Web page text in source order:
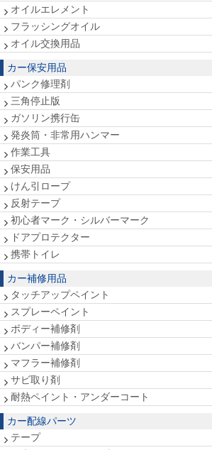
オイルエレメント
フラッシングオイル
オイル交換用品
カー保安用品
パンク修理剤
三角停止版
ガソリン携行缶
発炎筒・非常用ハンマー
作業工具
保安用品
けん引ロープ
反射テープ
初心者マーク・シルバーマーク
ドアプロテクター
携帯トイレ
カー補修用品
タッチアップペイント
スプレーペイント
ボディー補修剤
バンパー補修剤
マフラー補修剤
サビ取り剤
耐熱ペイント・アンダーコート
カー配線パーツ
テープ